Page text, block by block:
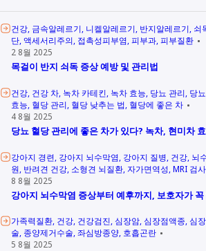
건강 금속알레르기 니켈알레르기 반지알레르기 쇠
단 액세서리주의 접촉성피부염 피부과 피부질환
2 8월 2025
목걸이 반지 쇠독 증상 예방 및 관리법
건강 건강 차 녹차 카테킨 녹차 효능 당뇨 관리 당
효능 혈당 관리 혈당 낮추는 법 혈당에 좋은 차
4 8월 2025
당뇨 혈당 관리에 좋은 차가 있다? 녹차, 현미차
강아지 경련 강아지 뇌수막염 강아지 질병 건강 뇌
원 반려견 건강 소형견 뇌질환 자가면역성 MRI 검사
8 8월 2025
강아지 뇌수막염 증상부터 예후까지, 보호자가
가족력질환 건강 건강검진 심장암 심장점액종 심
술 종양제거수술 좌심방종양 호흡곤란
5 8월 2025